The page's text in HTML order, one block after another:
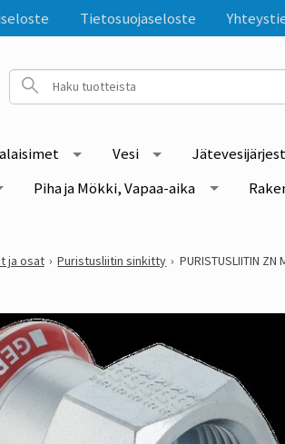
Tietosuojaseloste
Vesi
Piha ja Mökki, Vapaa-aika
ja osat Puristusliitin sinkitty PURISTUSLIITIN ZN